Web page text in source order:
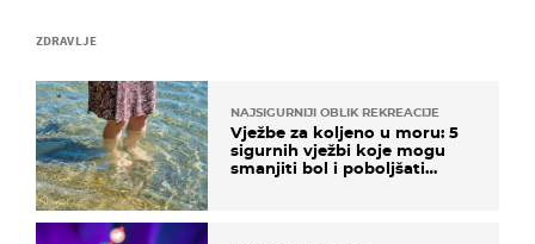
ZDRAVLJE
NAJSIGURNIJI OBLIK REKREACIJE
Vježbe za koljeno u moru: 5
sigurnih vježbi koje mogu
smanjiti bol i poboljšati